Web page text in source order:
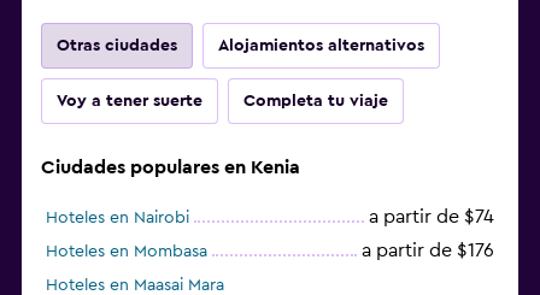
Otras ciudades Alojamientos alternativos
Voy a tener suerte Completa tu viaje
Ciudades populares en Kenia
Hoteles en Nairobi a partir de $74
Hoteles en Mombasa a partir de $176
Hoteles en Maasai Mara